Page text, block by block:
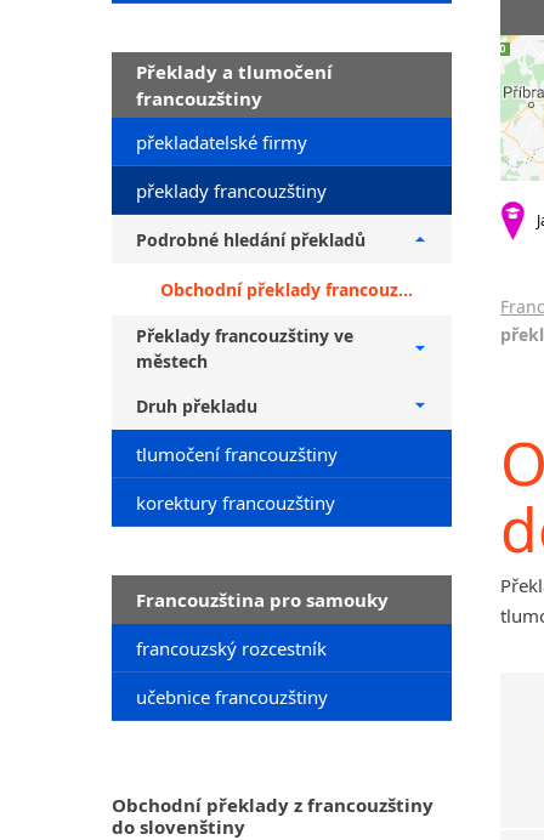
Překlady a tlumočení
francouzštiny
překladatelské firmy
překlady francouzštiny
Podrobné hledání překladů
Obchodní překlady francouzštiny + překlady do slovenštiny
Překlady francouzštiny ve
městech
Druh překladu
tlumočení francouzštiny
korektury francouzštiny
Francouzština pro samouky
francouzský rozcestník
učebnice francouzštiny
Obchodní překlady z francouzštiny
do slovenštiny